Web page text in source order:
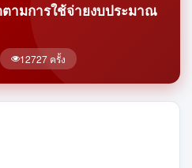
ามการใช้จ่ายงบประมาณ
12727 ครั้ง